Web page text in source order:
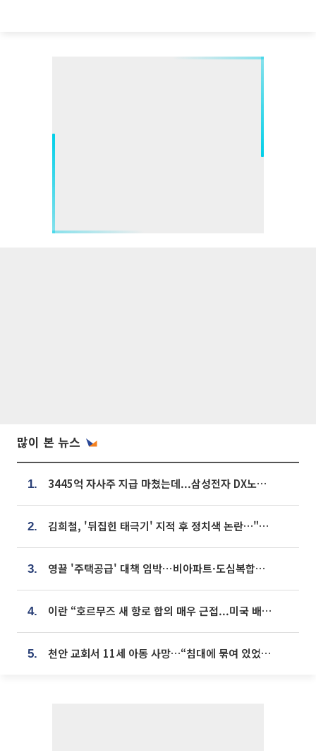
많이 본 뉴스
1. 3445억 자사주 지급 마쳤는데...삼성전자 DX노조, 뒤늦은 '떼쓰기 집회'
2. 김희철, '뒤집힌 태극기' 지적 후 정치색 논란…"좌우 떠나 우리나라 국기"
3. 영끌 '주택공급' 대책 임박⋯비아파트·도심복합까지 총동원
4. 이란 “호르무즈 새 항로 합의 매우 근접...미국 배상 먼저”
5. 천안 교회서 11세 아동 사망…“침대에 묶여 있었다” 진술 확보